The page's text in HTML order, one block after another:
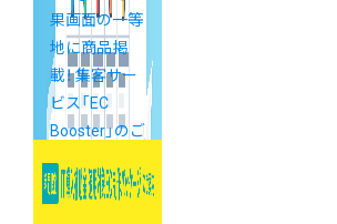
果画面の一等
地に商品掲
載！ 集客サー
ビス「EC
Booster」のご